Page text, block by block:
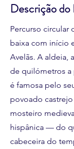
Descrição do
Percurso circular
baixa com início
Avelãs. A aldeia,
de quilómetros a
é famosa pelo
povoado
mosteiro
hispânica — do
cabeceira do